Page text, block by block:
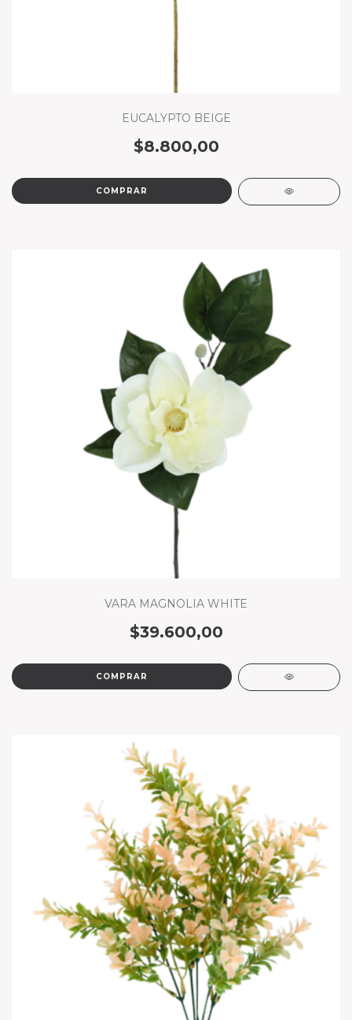
EUCALYPTO BEIGE
$8.800,00
VARA MAGNOLIA WHITE
$39.600,00